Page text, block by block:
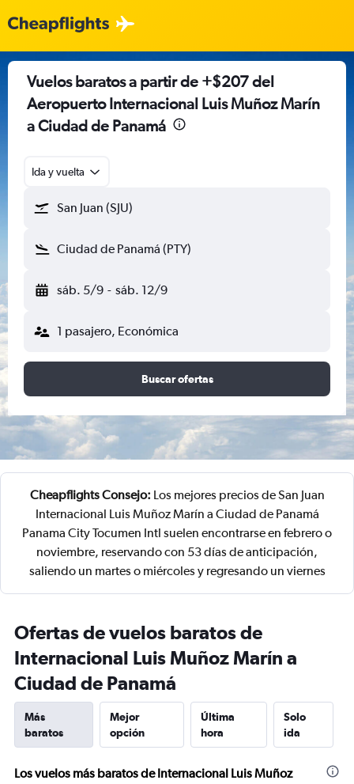
Vuelos baratos a partir de +$207 del
Aeropuerto Internacional Luis Muñoz Marín
a Ciudad de Panamá
Ida y vuelta
San Juan (SJU)
Ciudad de Panamá (PTY)
sáb. 5/9 - sáb. 12/9
1 pasajero, Económica
Buscar ofertas
Cheapflights Consejo: Los mejores precios de San Juan
Internacional Luis Muñoz Marín a Ciudad de Panamá
Panama City Tocumen Intl suelen encontrarse en febrero o
noviembre, reservando con 53 días de anticipación,
saliendo un martes o miércoles y regresando un viernes
Ofertas de vuelos baratos de
Internacional Luis Muñoz Marín a
Ciudad de Panamá
Más
baratos
Mejor
opción
Última
hora
Solo
ida
Los vuelos más baratos de Internacional Luis Muñoz